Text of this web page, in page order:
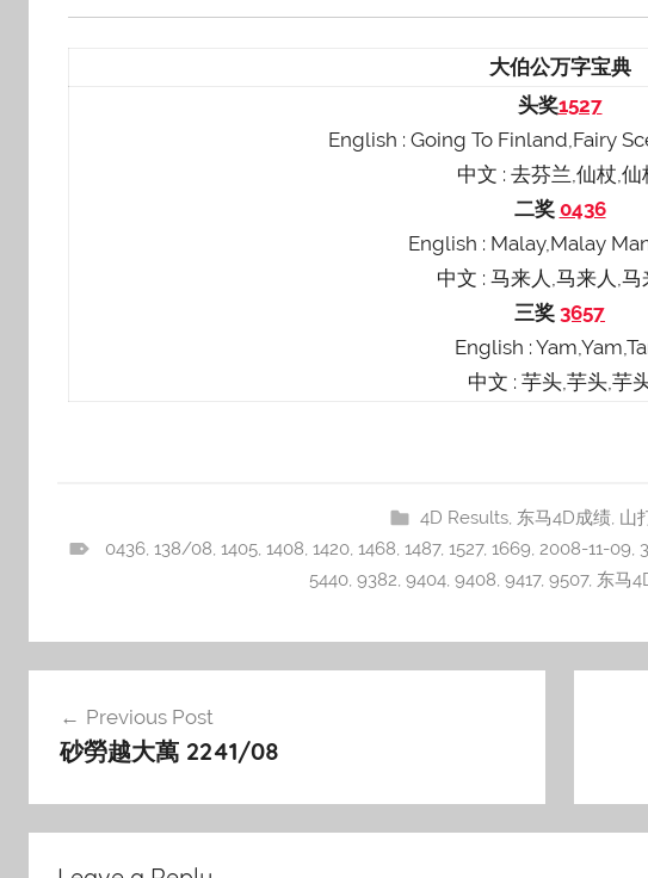
大伯公万字宝典
头奖1527
English : Going To Finland,Fairy
中文 : 去芬兰,仙杖,仙
二奖 0436
English : Malay,Malay
中文 : 马来人,马来人,马
三奖 3657
English :
中文 : 芋头,芋头,芋
4D Results, 东马4D成绩, 山
0436, 138/08, 1405, 1408, 1420, 1468, 1487, 1527, 1669, 2008-11-09,
5440, 9382, 9404, 9408, 9417, 9507, 东马
navigation
Previous Post
砂勞越大萬 2241/08